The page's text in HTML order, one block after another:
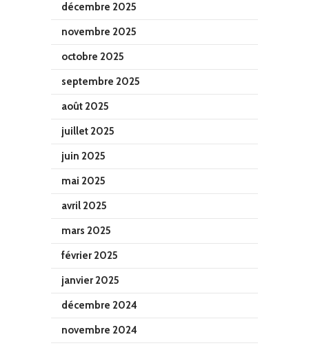
décembre 2025
novembre 2025
octobre 2025
septembre 2025
août 2025
juillet 2025
juin 2025
mai 2025
avril 2025
mars 2025
février 2025
janvier 2025
décembre 2024
novembre 2024